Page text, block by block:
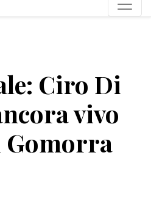
Ciro Di
vivo